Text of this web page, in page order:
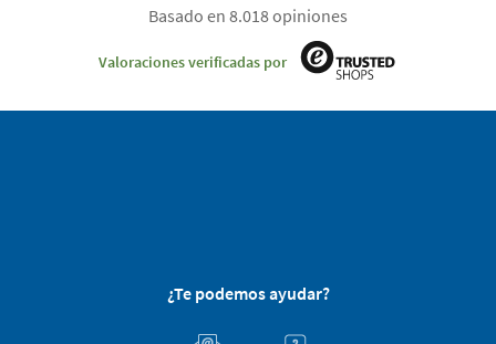
Basado en 8.018 opiniones
Valoraciones verificadas por
¿Te podemos ayudar?